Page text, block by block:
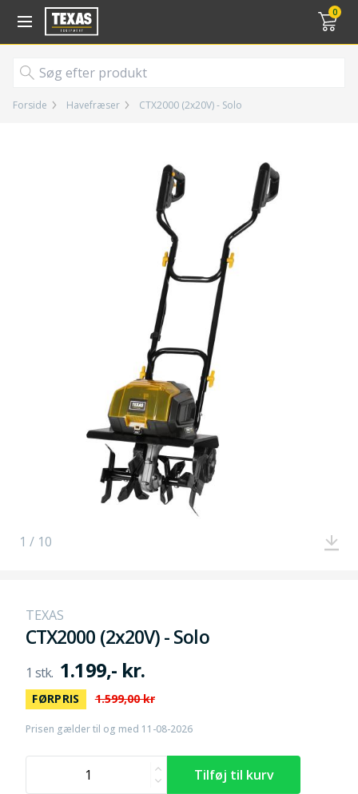
0
Gå til kurv (
Forside Havefræser CTX2000 (2x20V) - Solo
1 / 10
TEXAS
CTX2000 (2x20V) - Solo
1.199,- kr.
FØRPRIS 1.599,00 kr
Prisen gælder til og med 11-08-2026